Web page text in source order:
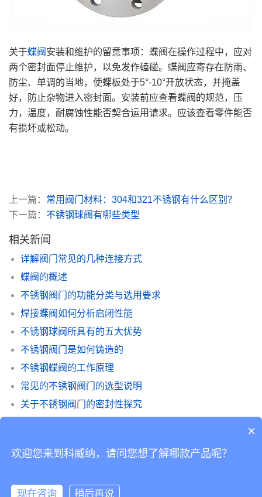
关于蝶阀 安装和维护的留意事项：蝶阀在操作过程中，应对
两个密封面停止维护，以免发作磕碰。蝶阀应寄存在防雨、
防尘、单调的当地，使蝶板处于5°-10°开放状态，并掩盖
好，防止杂物进入密封面。安装前应查看蝶阀的规范，压
力，温度，耐腐蚀性能否契合运用请求。应该查看零件能否
有损坏或松动。
上一篇： 常用阀门材料：304和321不锈钢有什么区别？
下一篇： 不锈钢球阀有哪些类型
相关新闻
详解阀门常见的几种连接方式
蝶阀的概述
不锈钢阀门的功能分类与选用要求
焊接蝶阀如何分析启闭性能
不锈钢球阀所具有的五大优势
不锈钢阀门是如何铸造的
不锈钢蝶阀的工作原理
常见的不锈钢阀门的选型说明
关于不锈钢阀门的密封性探究
Copyright © 2019 版权所有粤ICP备14038760号-2
×
欢迎您来到科威纳，请问您想了解哪款产品呢？
现在咨询 稍后再说